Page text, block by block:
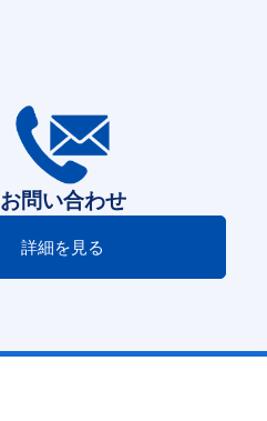
お問い合わせ
詳細を見る